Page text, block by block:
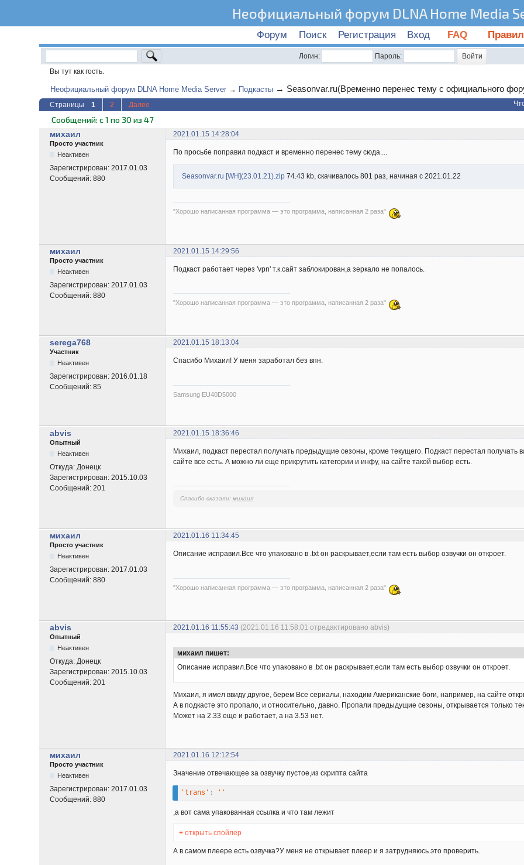
Неофициальный форум DLNA Home Media
Форум Поиск Регистрация Вход FAQ
Логин:
Пароль:
Вы тут как гость.
Неофициальный форум DLNA Home Media Server → Подкасты → Seasonvar.ru(Временно перенес тему с официального
Страницы 1 2 Далее
Сообщений: с 1 по 30 из 47
михаил 2021.01.15 14:28:04
Просто участник
Неактивен
Зарегистрирован:2017.01.03
Сообщений:880
По просьбе поправил подкаст и временно перенес тему сюда....
Seasonvar.ru [WH](23.01.21).zip 74.43 kb, скачивалось 801 раз, начиная с 2021.01.22
"Хорошо написанная программа — это программа, написанная 2 раза"
михаил 2021.01.15 14:29:56
Просто участник
Неактивен
Зарегистрирован:2017.01.03
Сообщений:880
Подкаст работает через 'vpn' т.к.сайт заблокирован,а зеркало не попалось.
"Хорошо написанная программа — это программа, написанная 2 раза"
serega768 2021.01.15 18:13:04
Участник
Неактивен
Зарегистрирован:2016.01.18
Сообщений:85
Спасибо Михаил! У меня заработал без впн.
Samsung EU40D5000
abvis 2021.01.15 18:36:46
Опытный
Неактивен
Откуда: Донецк
Зарегистрирован:2015.10.03
Сообщений:201
Михаил, подкаст перестал получать предыдущие сезоны, кроме текущего. Подкаст перестал получать
сайте все есть. А можно ли еще прикрутить категории и инфу, на сайте такой выбор есть.
Спасибо сказали:михаил
михаил 2021.01.16 11:34:45
Просто участник
Неактивен
Зарегистрирован:2017.01.03
Сообщений:880
Описание исправил.Все что упаковано в .txt он раскрывает,если там есть выбор озвучки он откроет.
"Хорошо написанная программа — это программа, написанная 2 раза"
abvis 2021.01.16 11:55:43 (2021.01.16 11:58:01 отредактировано abvis)
Опытный
Неактивен
Откуда: Донецк
Зарегистрирован:2015.10.03
Сообщений:201
михаил пишет:
Описание исправил.Все что упаковано в .txt он раскрывает,если там есть выбор озвучки он откроет.
Михаил, я имел ввиду другое, берем Все сериалы, находим Американские боги, например, на сайте
А в подкасте это пропало, и относительно, давно. Пропали предыдущие сезоны, открывается только
Может на 2.33 еще и работает, а на 3.53 нет.
михаил 2021.01.16 12:12:54
Просто участник
Неактивен
Зарегистрирован:2017.01.03
Сообщений:880
Значение отвечающее за озвучку пустое,из скрипта сайта
'trans' : ''
,а вот сама упакованная ссылка и что там лежит
+ открыть спойлер
А в самом плеере есть озвучка?У меня не открывает плеер и я затрудняюсь это проверить.